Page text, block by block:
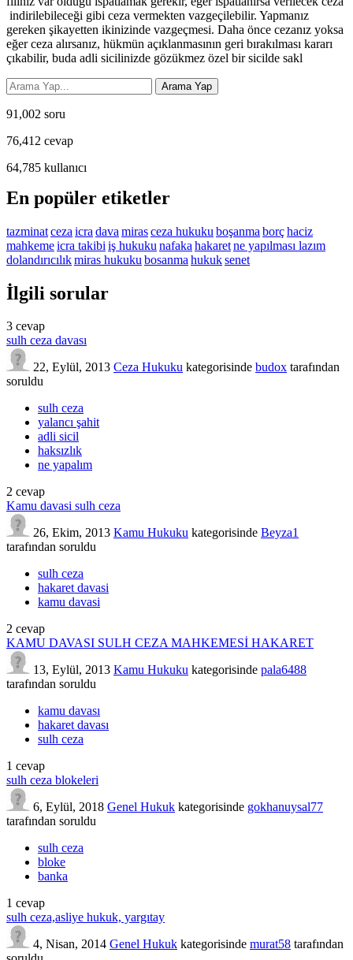
indirilebileceği gibi ceza vermekten vazgeçilebilir. Yapmanız
gereken şikayetten ikinizinde vazgeçmesi. Daha önce cezanız yoksa
eğer ceza alırsanız, hükmün açıklanmasının geri bırakılması kararı
çıkabilir, buda adli sicilinizde gözükmez özel bir sicilde sakl
91,002 soru
76,412 cevap
64,785 kullanıcı
En popüler etiketler
tazminatceza icra dava mirasceza hukuku boşanma borçhaciz
mahkemeicra takibi iş hukuku nafaka hakaretne yapılması lazım
dolandırıcılıkmiras hukuku bosanma hukuksenet
İlgili sorular
3 cevap
sulh ceza davası
22, Eylül, 2013 Ceza Hukuku kategorisinde budox tarafından
soruldu
sulh ceza
yalancı şahit
adli sicil
haksızlık
ne yapalım
2 cevap
Kamu davasi sulh ceza
26, Ekim, 2013 Kamu Hukuku kategorisinde Beyza1
tarafından soruldu
sulh ceza
hakaret davasi
kamu davasi
2 cevap
KAMU DAVASI SULH CEZA MAHKEMESİ HAKARET
13, Eylül, 2013 Kamu Hukuku kategorisinde pala6488
tarafından soruldu
kamu davası
hakaret davası
sulh ceza
1 cevap
sulh ceza blokeleri
6, Eylül, 2018 Genel Hukuk kategorisinde gokhanuysal77
tarafından soruldu
sulh ceza
bloke
banka
1 cevap
sulh ceza,asliye hukuk, yargıtay
4, Nisan, 2014 Genel Hukuk kategorisinde murat58 tarafından